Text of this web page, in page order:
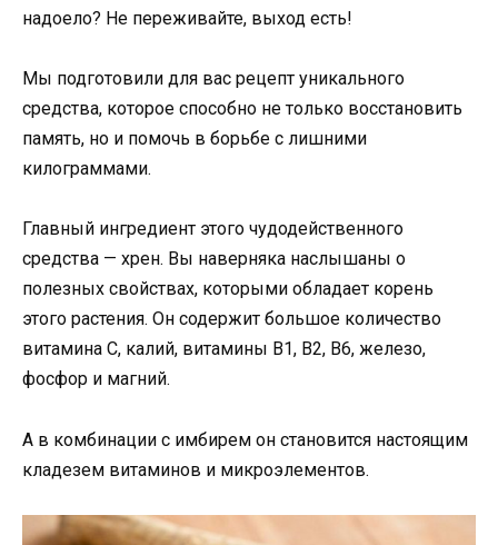
надоело? Не переживайте, выход есть!
Мы подготовили для вас рецепт уникального
средства, которое способно не только восстановить
память, но и помочь в борьбе с лишними
килограммами.
Главный ингредиент этого чудодейственного
средства — хрен. Вы наверняка наслышаны о
полезных свойствах, которыми обладает корень
этого растения. Он содержит большое количество
витамина С, калий, витамины В1, В2, В6, железо,
фосфор и магний.
А в комбинации с имбирем он становится настоящим
кладезем витаминов и микроэлементов.